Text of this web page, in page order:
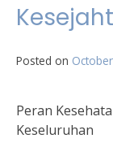
Posted on
Peran
Keseluruhan